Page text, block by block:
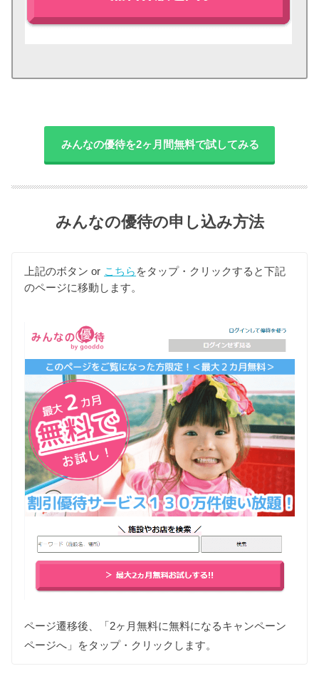
みんなの優待を2ヶ月間無料で試してみる
みんなの優待の申し込み方法
上記のボタン or こちら をタップ・クリックすると下記
のページに移動します。
ページ遷移後、「2ヶ月無料に無料になるキャンペーン
ページへ」をタップ・クリックします。